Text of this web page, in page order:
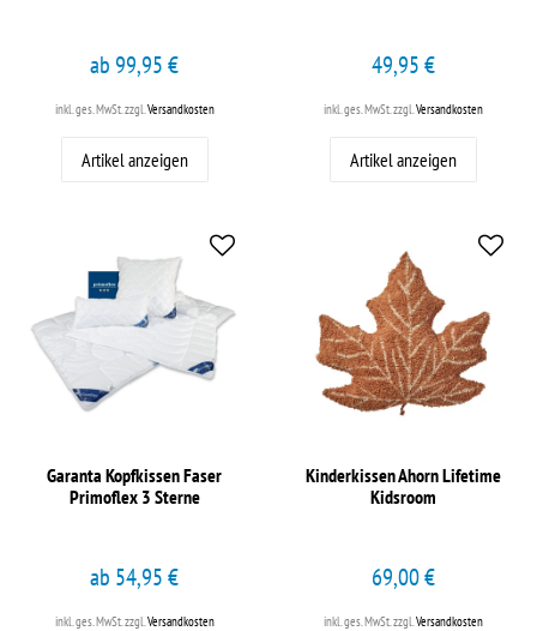
ab 99,95 €
inkl. ges. MwSt.zzgl.Versandkosten
Artikel anzeigen
49,95 €
inkl. ges. MwSt.zzgl.Versandkosten
Artikel anzeigen
Garanta Kopfkissen Faser
Primoflex 3 Sterne
ab 54,95 €
inkl. ges. MwSt.zzgl.Versandkosten
Kinderkissen Ahorn Lifetime
Kidsroom
69,00 €
inkl. ges. MwSt.zzgl.Versandkosten